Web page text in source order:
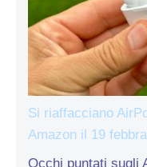
Si riaffacciano
Amazon il 19
Occhi puntati sugli